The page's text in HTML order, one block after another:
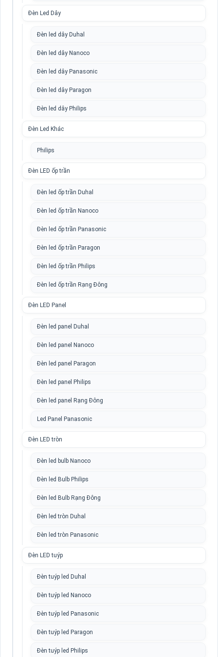
Đèn Led Dây
Đèn led dây Duhal
Đèn led dây Nanoco
Đèn led dây Panasonic
Đèn led dây Paragon
Đèn led dây Philips
Đèn Led Khác
Philips
Đèn LED ốp trần
Đèn led ốp trần Duhal
Đèn led ốp trần Nanoco
Đèn led ốp trần Panasonic
Đèn led ốp trần Paragon
Đèn led ốp trần Philips
Đèn led ốp trần Rạng Đông
Đèn LED Panel
Đèn led panel Duhal
Đèn led panel Nanoco
Đèn led panel Paragon
Đèn led panel Philips
Đèn led panel Rạng Đông
Led Panel Panasonic
Đèn LED tròn
Đèn led bulb Nanoco
Đèn led Bulb Philips
Đèn led Bulb Rạng Đông
Đèn led tròn Duhal
Đèn led tròn Panasonic
Đèn LED tuýp
Đèn tuýp led Duhal
Đèn tuýp led Nanoco
Đèn tuýp led Panasonic
Đèn tuýp led Paragon
Đèn tuýp led Philips